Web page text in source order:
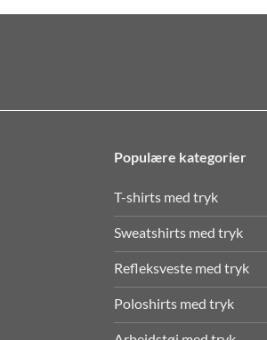
Populære kategorier
T-shirts med tryk
Sweatshirts med tryk
Refleksveste med tryk
Poloshirts med tryk